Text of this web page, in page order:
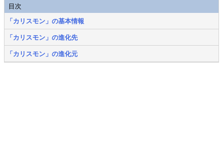
目次
「カリスモン」の基本情報
「カリスモン」の進化先
「カリスモン」の進化元